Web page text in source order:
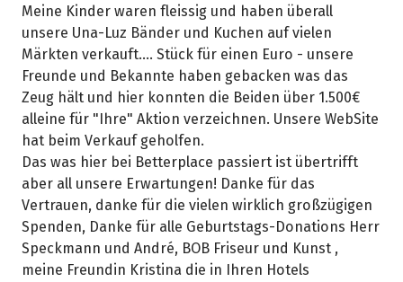
Meine Kinder waren fleissig und haben überall
unsere Una-Luz Bänder und Kuchen auf vielen
Märkten verkauft.... Stück für einen Euro - unsere
Freunde und Bekannte haben gebacken was das
Zeug hält und hier konnten die Beiden über 1.500€
alleine für "Ihre" Aktion verzeichnen. Unsere WebSite
hat beim Verkauf geholfen.
Das was hier bei Betterplace passiert ist übertrifft
aber all unsere Erwartungen! Danke für das
Vertrauen, danke für die vielen wirklich großzügigen
Spenden, Danke für alle Geburtstags-Donations Herr
Speckmann und André, BOB Friseur und Kunst ,
meine Freundin Kristina die in Ihren Hotels